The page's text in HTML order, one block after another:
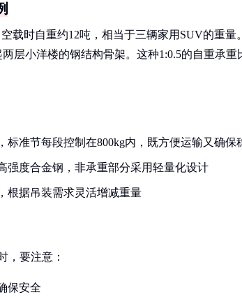
载时自重约12吨，相当于三辆家用SUV的重
层小洋楼的钢结构骨架。这种1:0.5的自重承
标准节每段控制在800kg内，既方便运输又确保
强度合金钢，非承重部分采用轻量化设计
根据吊装需求灵活增减重量
，要注意：
保安全